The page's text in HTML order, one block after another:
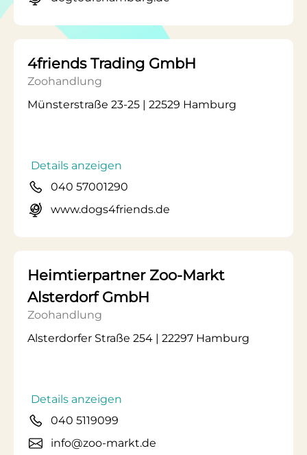
4friends Trading GmbH
Zoohandlung
Münsterstraße 23-25 | 22529 Hamburg
Details anzeigen
040 57001290
www.dogs4friends.de
Heimtierpartner Zoo-Markt
Alsterdorf GmbH
Zoohandlung
Alsterdorfer Straße 254 | 22297 Hamburg
Details anzeigen
040 5119099
info@zoo-markt.de